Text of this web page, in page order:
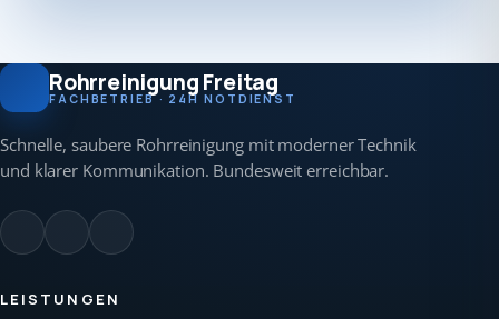
Rohrreinigung Freitag
FACHBETRIEB · 24H NOTDIENST
Schnelle, saubere Rohrreinigung mit moderner Technik
und klarer Kommunikation. Bundesweit erreichbar.
LEISTUNGEN